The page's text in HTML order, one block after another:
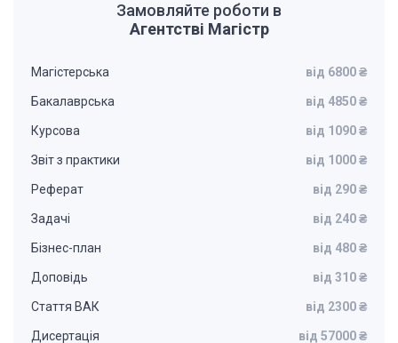
Замовляйте роботи в
Агентстві Магістр
Магістерська від 6800 ₴
Бакалаврська від 4850 ₴
Курсова від 1090 ₴
Звіт з практики від 1000 ₴
Реферат від 290 ₴
Задачі від 240 ₴
Бізнес-план від 480 ₴
Доповідь від 310 ₴
Стаття ВАК від 2300 ₴
Дисертація від 57000 ₴